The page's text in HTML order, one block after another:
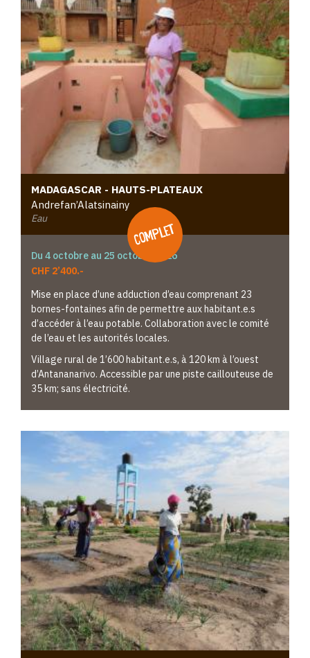
MADAGASCAR - HAUTS-PLATEAUX
Andrefan’Alatsinainy
Eau
Du 4 octobre au 25 octobre 2026
CHF 2’400.-
Mise en place d’une adduction d’eau comprenant 23
bornes-fontaines afin de permettre aux habitant.e.s
d’accéder à l’eau potable. Collaboration avec le comité
de l’eau et les autorités locales.
Village rural de 1’600 habitant.e.s, à 120 km à l’ouest
d’Antananarivo. Accessible par une piste caillouteuse de
35 km; sans électricité.
complet